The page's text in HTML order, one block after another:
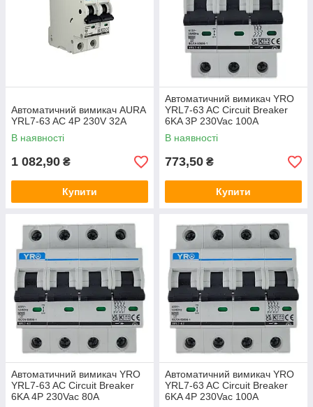
Автоматичний вимикач AURA
YRL7-63 AC 4P 230V 32A
В наявності
1 082,90 ₴
Купити
Автоматичний вимикач YRO
YRL7-63 AC Circuit Breaker
6KA 3P 230Vac 100A
В наявності
773,50 ₴
Купити
Автоматичний вимикач YRO
YRL7-63 AC Circuit Breaker
6KA 4P 230Vac 80A
Автоматичний вимикач YRO
YRL7-63 AC Circuit Breaker
6KA 4P 230Vac 100A